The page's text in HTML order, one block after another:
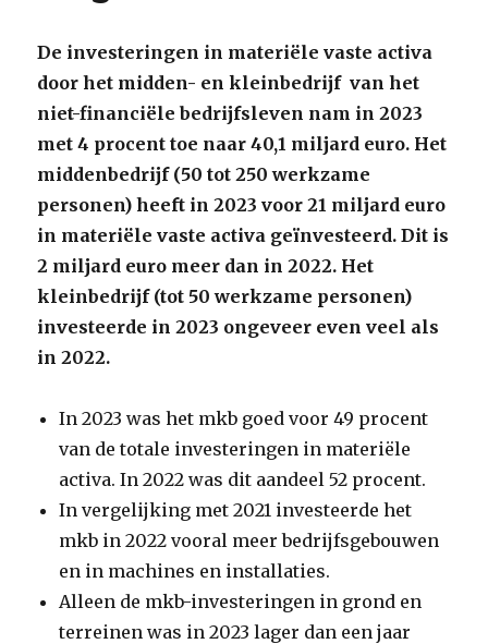
De investeringen in materiële vaste activa
door het midden- en kleinbedrijf van het
niet-financiële bedrijfsleven nam in 2023
met 4 procent toe naar 40,1 miljard euro. Het
middenbedrijf (50 tot 250 werkzame
personen) heeft in 2023 voor 21 miljard euro
in materiële vaste activa geïnvesteerd. Dit is
2 miljard euro meer dan in 2022. Het
kleinbedrijf (tot 50 werkzame personen)
investeerde in 2023 ongeveer even veel als
in 2022.
In 2023 was het mkb goed voor 49 procent
van de totale investeringen in materiële
activa. In 2022 was dit aandeel 52 procent.
In vergelijking met 2021 investeerde het
mkb in 2022 vooral meer bedrijfsgebouwen
en in machines en installaties.
Alleen de mkb-investeringen in grond en
terreinen was in 2023 lager dan een jaar